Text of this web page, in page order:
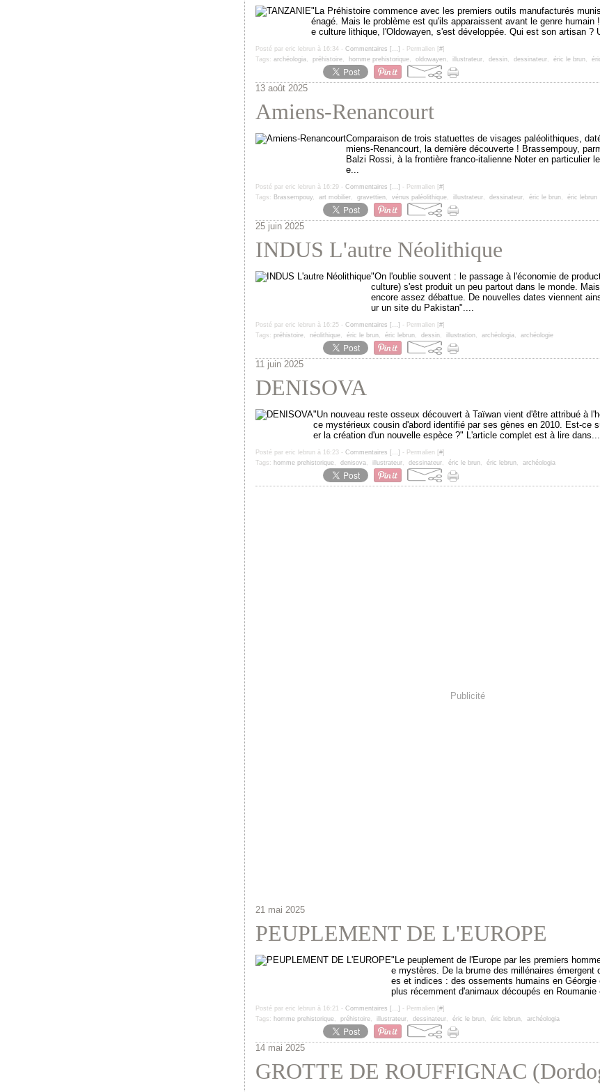
"La Préhistoire commence avec les premiers outils manufacturés
énagé. Mais le problème est qu'ils apparaissent avant le genre humain
e culture lithique, l'Oldowayen, s'est développée. Qui est son artisan ?
Posté par eric lebrun à 16:34 - Commentaires [ …] - Permalien [ #]
Tags: archéologia, préhistoire, homme prehistorique, oldowayen, illustrateur, dessin, dessinateur, éric le brun,
13 août 2025
Amiens-Renancourt
Comparaison de trois statuettes de visages paléolithiques,
miens-Renancourt, la dernière découverte ! Brassempouy,
Balzi Rossi, à la frontière franco-italienne Noter en particulier
e...
Posté par eric lebrun à 16:29 - Commentaires [ …] - Permalien [ #]
Tags: Brassempouy, art mobilier, gravettien, vénus paléolithique, illustrateur, dessinateur, éric le brun, éric lebrun
25 juin 2025
INDUS L'autre Néolithique
"On l'oublie souvent : le passage à l'économie de
culture) s'est produit un peu partout dans le monde.
encore assez débattue. De nouvelles dates viennent
ur un site du Pakistan"....
Posté par eric lebrun à 16:25 - Commentaires [ …] - Permalien [ #]
Tags: préhistoire, néolithique, éric le brun, éric lebrun, dessin, illustration, archéologia, archéologie
11 juin 2025
DENISOVA
"Un nouveau reste osseux découvert à Taïwan vient d'être attribué à
ce mystérieux cousin d'abord identifié par ses gènes en 2010. Est-ce
er la création d'un nouvelle espèce ?" L'article complet est à lire dans...
Posté par eric lebrun à 16:23 - Commentaires [ …] - Permalien [ #]
Tags: homme prehistorique, denisova, illustrateur, dessinateur, éric le brun, éric lebrun, archéologia
Publicité
21 mai 2025
PEUPLEMENT DE L'EUROPE
"Le peuplement de l'Europe par les premiers
e mystères. De la brume des millénaires émergent
es et indices : des ossements humains en Géorgie
plus récemment d'animaux découpés en Roumanie
Posté par eric lebrun à 16:21 - Commentaires [ …] - Permalien [ #]
Tags: homme prehistorique, préhistoire, illustrateur, dessinateur, éric le brun, éric lebrun, archéologia
14 mai 2025
GROTTE DE ROUFFIGNAC